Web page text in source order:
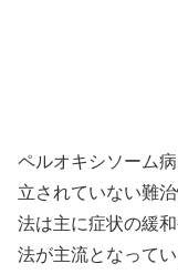
ペルオキシソーム
立されていない難
法は主に症状の緩
法が主流となってい